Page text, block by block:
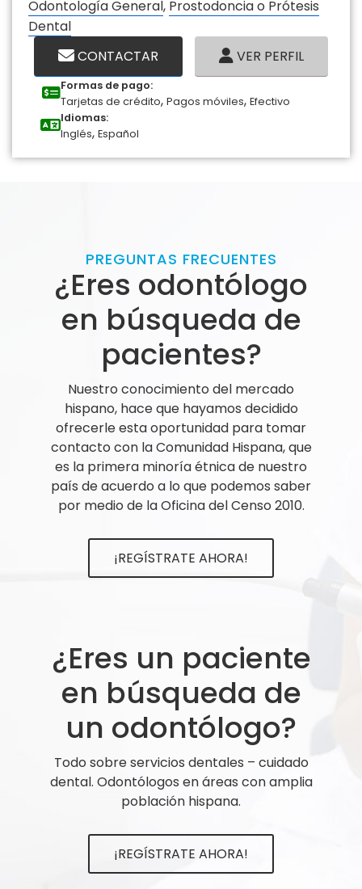
Odontología General, Prostodoncia o Prótesis
Dental
CONTACTAR
VER PERFIL
Formas de pago:
Tarjetas de crédito, Pagos móviles, Efectivo
Idiomas:
Inglés, Español
PREGUNTAS FRECUENTES
¿Eres odontólogo
en búsqueda de
pacientes?
Nuestro conocimiento del mercado
hispano, hace que hayamos decidido
ofrecerle esta oportunidad para tomar
contacto con la Comunidad Hispana, que
es la primera minoría étnica de nuestro
país de acuerdo a lo que podemos saber
por medio de la Oficina del Censo 2010.
¡REGÍSTRATE AHORA!
¿Eres un paciente
en búsqueda de
un odontólogo?
Todo sobre servicios dentales – cuidado
dental. Odontólogos en áreas con amplia
población hispana.
¡REGÍSTRATE AHORA!